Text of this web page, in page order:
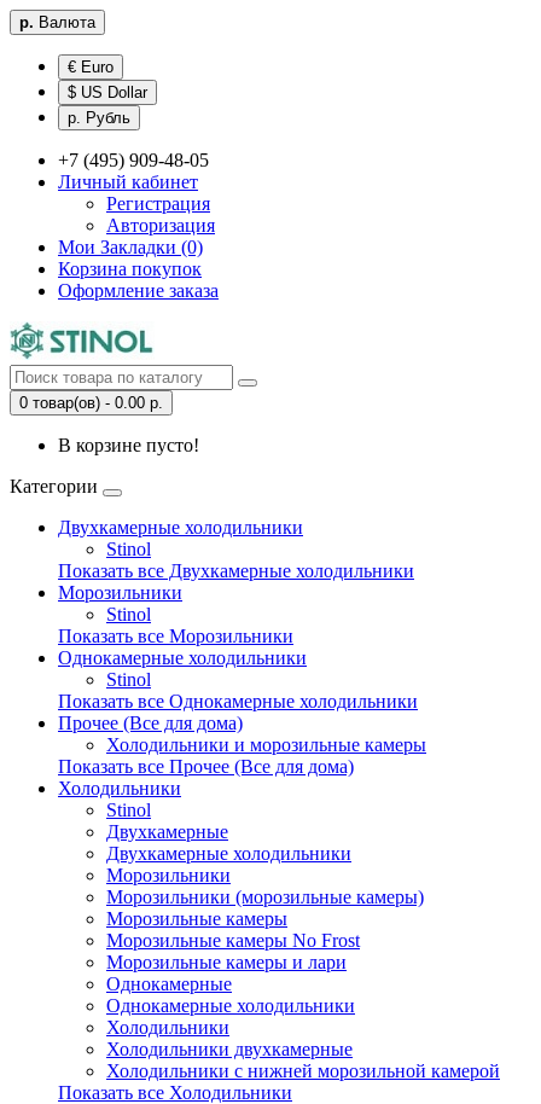
р. Валюта
€ Euro
$ US Dollar
р. Рубль
+7 (495) 909-48-05
Личный кабинет
Регистрация
Авторизация
Мои Закладки (0)
Корзина покупок
Оформление заказа
0 товар(ов) - 0.00 р.
В корзине пусто!
Категории
Двухкамерные холодильники
Stinol
Показать все Двухкамерные холодильники
Морозильники
Stinol
Показать все Морозильники
Однокамерные холодильники
Stinol
Показать все Однокамерные холодильники
Прочее (Все для дома)
Холодильники и морозильные камеры
Показать все Прочее (Все для дома)
Холодильники
Stinol
Двухкамерные
Двухкамерные холодильники
Морозильники
Морозильники (морозильные камеры)
Морозильные камеры
Морозильные камеры No Frost
Морозильные камеры и лари
Однокамерные
Однокамерные холодильники
Холодильники
Холодильники двухкамерные
Холодильники с нижней морозильной камерой
Показать все Холодильники